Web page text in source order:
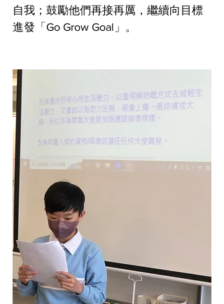
自我；鼓勵他們再接再厲，繼續向目標
進發「Go Grow Goal」。